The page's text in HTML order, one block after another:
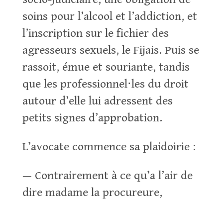
soins pour l’alcool et l’addiction, et
l’inscription sur le fichier des
agresseurs sexuels, le Fijais. Puis se
rassoit, émue et souriante, tandis
que les professionnel⋅les du droit
autour d’elle lui adressent des
petits signes d’approbation.
L’avocate commence sa plaidoirie :
— Contrairement à ce qu’a l’air de
dire madame la procureure,